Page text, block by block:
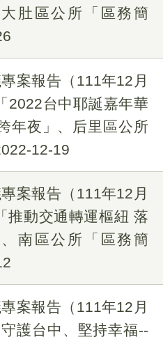
肚區公所「區務簡
案報告（111年12月
2022台中耶誕嘉年華
年夜」、后里區公所
12-19
案報告（111年12月
推動交通轉運樞紐 落
南區公所「區務簡
案報告（111年12月
護台中、堅持幸福--